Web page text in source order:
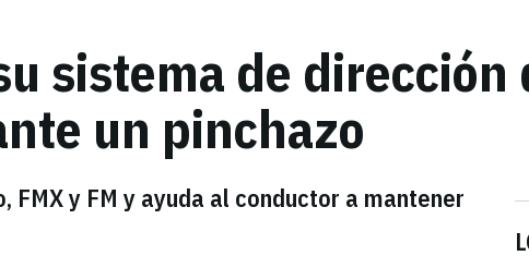
sistema de
un pinchazo
y FM y ayuda al conductor a mantener